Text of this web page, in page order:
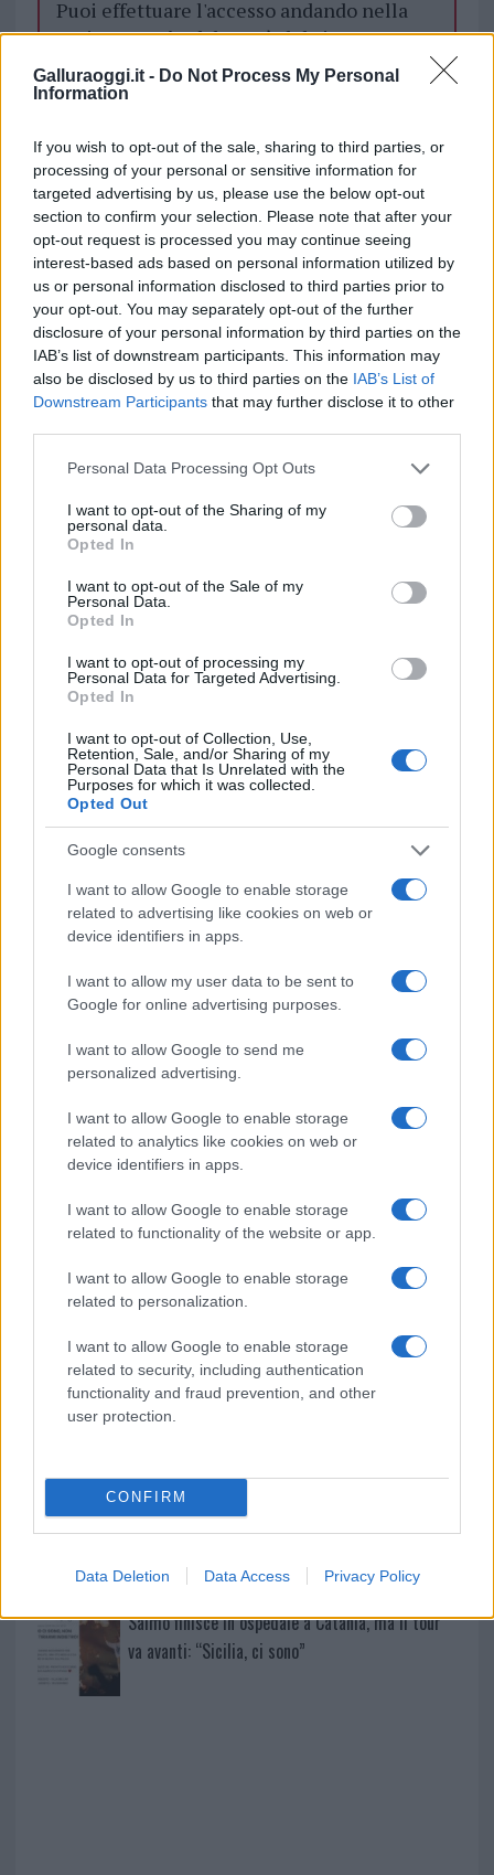
Galluraoggi.it - Do Not Process My Personal
Information
If you wish to opt-out of the sale, sharing to third parties, or
processing of your personal or sensitive information for
targeted advertising by us, please use the below opt-out
section to confirm your selection. Please note that after your
opt-out request is processed you may continue seeing
interest-based ads based on personal information utilized by
us or personal information disclosed to third parties prior to
your opt-out. You may separately opt-out of the further
disclosure of your personal information by third parties on the
IAB’s list of downstream participants. This information may
also be disclosed by us to third parties on the IAB’s List of
Downstream Participants that may further disclose it to other
Please note that this website/app uses one or more Google
not limited to your visit or usage behaviour. You may click to
grant or deny consent to Google and its third-party tags to
use your data for below specified purposes in below Google
consent section.
Personal Data Processing Opt Outs
I want to opt-out of the Sharing of my
personal data.
Opted In
I want to opt-out of the Sale of my
Personal Data.
Opted In
I want to opt-out of processing my
Personal Data for Targeted Advertising.
Opted In
I want to opt-out of Collection, Use,
Retention, Sale, and/or Sharing of my
Personal Data that Is Unrelated with the
Purposes for which it was collected.
Opted Out
Google consents
I want to allow Google to enable storage
related to advertising like cookies on web or
device identifiers in apps.
I want to allow my user data to be sent to
Google for online advertising purposes.
I want to allow Google to send me
personalized advertising.
I want to allow Google to enable storage
related to analytics like cookies on web or
device identifiers in apps.
I want to allow Google to enable storage
related to functionality of the website or app.
I want to allow Google to enable storage
related to personalization.
I want to allow Google to enable storage
related to security, including authentication
functionality and fraud prevention, and other
user protection.
CONFIRM
Data Deletion Data Access Privacy Policy
Puoi effettuare l'accesso andando nella
sezioneLogindal menù del sito o
cliccando qui
TEMI: Commercio Olbia
Notizie Olbia
Settimo Niziz
Tavolini Olbia Turismo Olbia
Inviaci le tue segnalazioni,
i tuoi video e le tue foto
Su WhatsApp al numero +39
345 356 7512
GalluraOggi.it
Ricevi le nostre ultime news
daGoogle News
Condividi l'articolo
F
a
ce
b
o
o
k
T
w
it
te
r
Pi
n
te
re
st
W
h
s
A
p
p
S
h
re
Prossimo articolo
NOTIZIE RECENTI
Controlli rafforzati in Costa Smeralda, 20
arresti e 135 denunce
Tre milioni di euro dalla Provincia Gallura per
Incidente sulla provinciale 125, paura tra Olbia e
Arzachena
Incidente sulla strada provinciale ad Arzachena,
un ferito
Meteo Olbia 9 agosto, temperature in calo
Salmo finisce in ospedale a Catania, ma il tour
va avanti: “Sicilia, ci sono”